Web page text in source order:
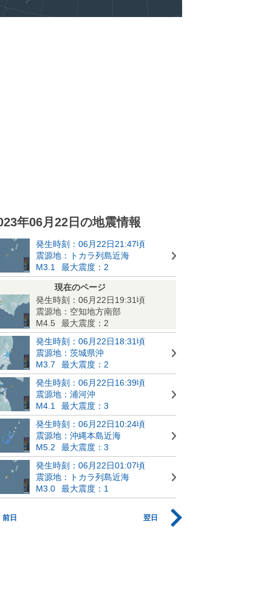
年06月22日の地震情報
発生時刻：06月22日21:47頃
震源地：トカラ列島近海
M3.1
最大震度：2
現在のページ
発生時刻：06月22日19:31頃
震源地：空知地方南部
M4.5
最大震度：2
発生時刻：06月22日18:31頃
震源地：茨城県沖
M3.7
最大震度：2
発生時刻：06月22日16:39頃
震源地：浦河沖
M4.1
最大震度：3
発生時刻：06月22日10:24頃
震源地：沖縄本島近海
M5.2
最大震度：3
発生時刻：06月22日01:07頃
震源地：トカラ列島近海
M3.0
最大震度：1
前日 翌日